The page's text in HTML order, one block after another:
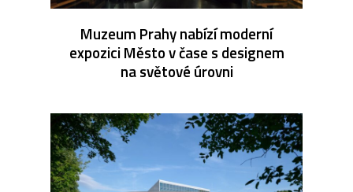
Muzeum Prahy nabízí moderní
expozici Město v čase s designem
na světové úrovni